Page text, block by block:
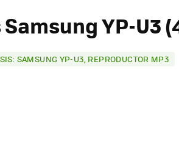
YP-U3
SAMSUNG YP-U3, REPRODUCTOR MP3